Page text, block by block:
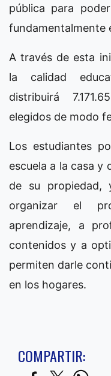
pública para
fundamentalmente
A través de esta
la calidad
distribuirá
elegidos de modo
Los estudiantes
escuela a la casa y
de su propiedad,
organizar el
aprendizaje, a
contenidos y a
permiten darle
en los hogares.
COMPARTIR: